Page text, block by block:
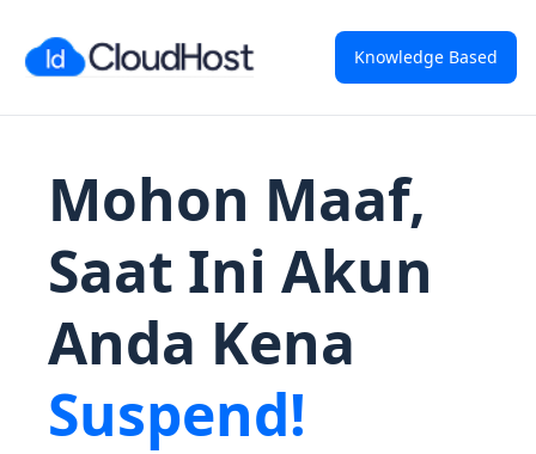
Knowledge Based
Mohon Maaf,
Saat Ini Akun
Anda Kena
Suspend!